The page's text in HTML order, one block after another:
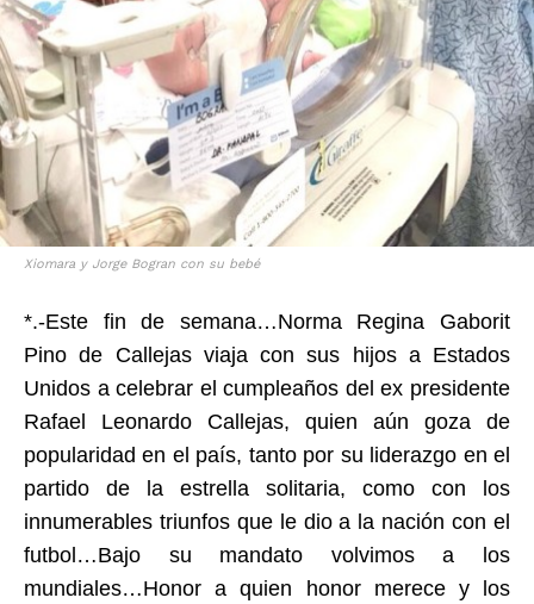
Xiomara y Jorge Bogran con su bebé
*.-Este fin de semana…Norma Regina Gaborit
Pino de Callejas viaja con sus hijos a Estados
Unidos a celebrar el cumpleaños del ex presidente
Rafael Leonardo Callejas, quien aún goza de
popularidad en el país, tanto por su liderazgo en el
partido de la estrella solitaria, como con los
innumerables triunfos que le dio a la nación con el
futbol…Bajo su mandato volvimos a los
mundiales…Honor a quien honor merece y los